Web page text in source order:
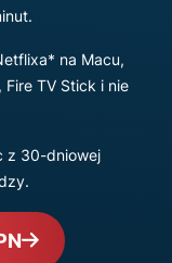
na Macu,
Fire TV Stick i nie
z 30-dniowej